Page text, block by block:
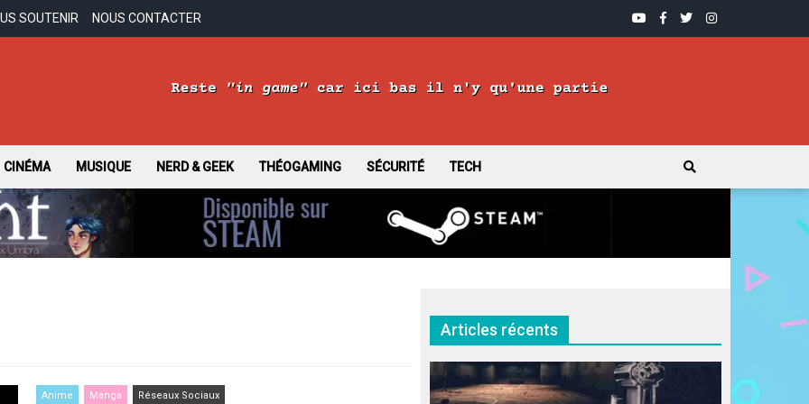
SOUTENIR NOUS CONTACTER YOUTUBEFACEBOOK
TWITTERINSTAGRAM
CINÉMA MUSIQUE NERD & GEEK THÉOGAMING SÉCURITÉ TECH
Anime Manga Réseaux Sociaux
Articles récents